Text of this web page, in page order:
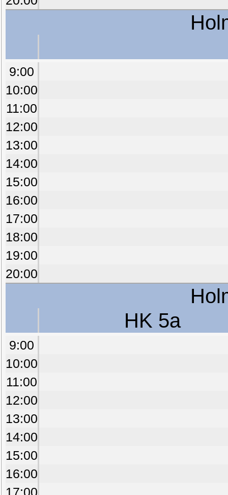
9:00
10:00
11:00
12:00
13:00
14:00
15:00
16:00
17:00
18:00
19:00
20:00
HK 5a
9:00
10:00
11:00
12:00
13:00
14:00
15:00
16:00
17:00